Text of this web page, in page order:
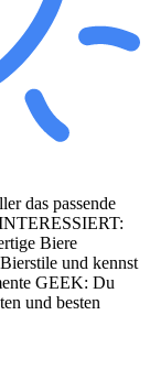
das passende
Biere
und kennst
GEEK: Du
und besten